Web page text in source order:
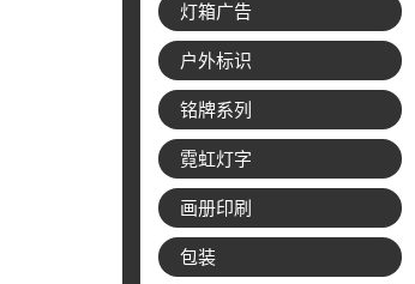
灯箱广告
户外标识
铭牌系列
霓虹灯字
画册印刷
包装